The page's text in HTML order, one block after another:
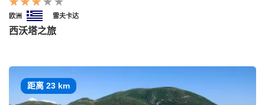
欧洲 雷夫卡达
西沃塔之旅
距离 23 km